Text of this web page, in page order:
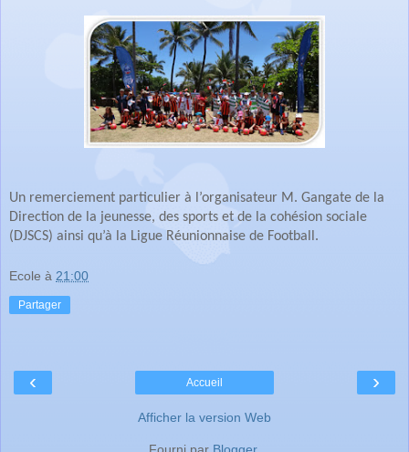
Un remerciement particulier à l’organisateur M. Gangate de la
Direction de la jeunesse, des sports et de la cohésion sociale
(DJSCS) ainsi qu’à la Ligue Réunionnaise de Football.
Ecole à 21:00
Partager
‹ ›
Accueil
Afficher la version Web
Fourni par Blogger.